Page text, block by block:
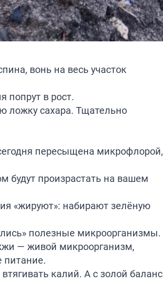
вонь на весь участок
попрут в рост.
ложку сахара. Тщательно
пересыщена микрофлорой,
будут произрастать на вашем
«жируют»: набирают зелёную
полезные микроорганизмы.
— живой микроорганизм,
питание.
калий. А с золой баланс